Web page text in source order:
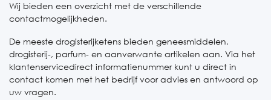
Wij bieden een overzicht met de verschillende
contactmogelijkheden.
De meeste drogisterijketens bieden geneesmiddelen,
drogisterij-, parfum- en aanverwante artikelen aan. Via het
klantenservicedirect informatienummer kunt u direct in
contact komen met het bedrijf voor advies en antwoord op
uw vragen.